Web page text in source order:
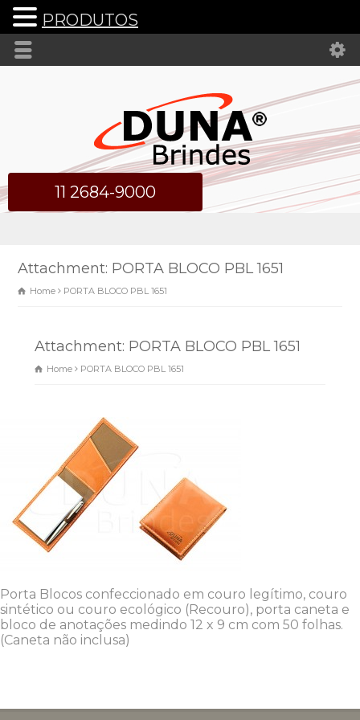
11 2684-9000
Attachment: PORTA BLOCO PBL 1651
Home PORTA BLOCO PBL 1651
Attachment: PORTA BLOCO PBL 1651
Home PORTA BLOCO PBL 1651
Porta Blocos confeccionado em couro legítimo, couro
sintético ou couro ecológico (Recouro), porta caneta e
bloco de anotações medindo 12 x 9 cm com 50 folhas.
(Caneta não inclusa)
PRODUTOS